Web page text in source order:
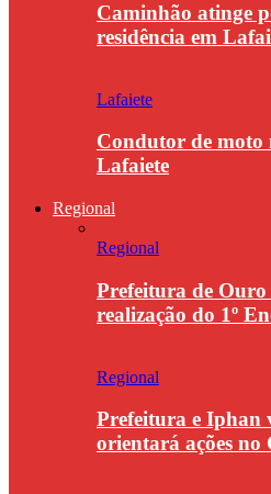
Caminhão atinge
residência em
Lafaiete
Condutor de moto
Lafaiete
Regional
Regional
Prefeitura de
realização do 1º
Regional
Prefeitura e Iphan
orientará ações